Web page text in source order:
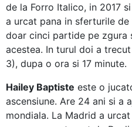
de la Forro Italico, in 2017
a urcat pana in sferturile
doar cinci partide pe zgura
acestea. In turul doi a
3), dupa o ora si 17 minute.
Hailey Baptiste este o
ascensiune. Are 24 ani si a
mondiala. La Madrid a